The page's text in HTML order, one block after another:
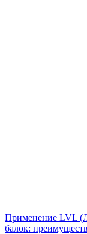
Применение LVL
балок: